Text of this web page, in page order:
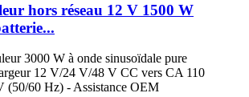
hors réseau 12 V 1500 W